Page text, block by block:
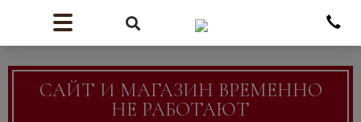
САЙТ И МАГАЗИН ВРЕМЕННО
НЕ РАБОТАЮТ